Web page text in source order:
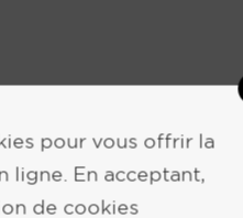
pour vous offrir la
ligne. En acceptant,
de cookies